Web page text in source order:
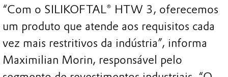
“Com o SILIKOFTAL® HTW 3, oferecemos
um produto que atende aos requisitos cada
vez mais restritivos da indústria”, informa
Maximilian Morin, responsável pelo